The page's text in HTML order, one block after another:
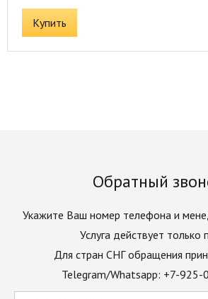
Купить
Обратный
Укажите Ваш номер телефона и
Услуга действует только
Для стран СНГ обращения
Telegram/Whatsapp: +7-